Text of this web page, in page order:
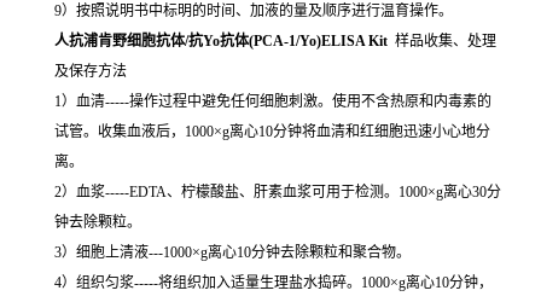
9）按照说明书中标明的时间、加液的量及顺序进行温育操作。
人抗浦肯野细胞抗体/抗Yo抗体(PCA-1/Yo)ELISA Kit 样品收集、处理
及保存方法
1）血清-----操作过程中避免任何细胞刺激。使用不含热原和内毒素的
试管。收集血液后，1000×g离心10分钟将血清和红细胞迅速小心地分
离。
2）血浆-----EDTA、柠檬酸盐、肝素血浆可用于检测。1000×g离心30分
钟去除颗粒。
3）细胞上清液---1000×g离心10分钟去除颗粒和聚合物。
4）组织匀浆-----将组织加入适量生理盐水捣碎。1000×g离心10分钟，